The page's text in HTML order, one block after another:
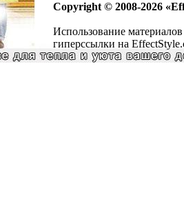
Copyright © 2008-2026
Использование
гиперссылки на